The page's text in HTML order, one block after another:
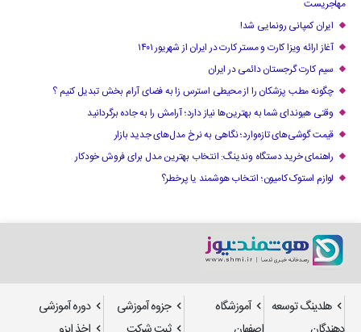
مهاجریست
ایران کمپانی رونمایی شد!
آغاز ارائه ویزا کارت و مستر کارت در ایران از شهریور ۱۴۰۱
سیم کارت گرجستان دائمی در ایران
چگونه مطب پزشکان را از محیطی استرس زا به فضای آرام بخش تبدیل کنیم ؟
وقتی هیوندای شما به بهترین‌ها نیاز دارد؛ آرامش را به جاده برگردانید
قیمت گوشی‌های تازه‌وارد؛ نگاهی به نرخ مدل‌های جدید بازار
راهنمای خرید دستگاه وندینگ: انتخاب بهترین مدل برای فروش خودکار
لوازم استوک کامیون؛ انتخاب هوشمند یا پرخطر؟
هلدینگ توسعه
آموزشگاه
جزوه آموزشی
دوره آموزشی